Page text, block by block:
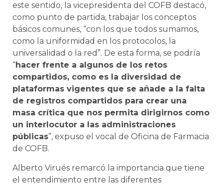
este sentido, la vicepresidenta del COFB destacó,
como punto de partida, trabajar los conceptos
básicos comunes, “con los que todos sumamos,
como la uniformidad en los protocolos, la
universalidad o la red”. De esta forma, se podría
“hacer frente a algunos de los retos
compartidos, como es la diversidad de
plataformas vigentes que se añade a la falta
de registros compartidos para crear una
masa crítica que nos permita dirigirnos como
un interlocutor a las administraciones
públicas”, expuso el vocal de Oficina de Farmacia
de COFB.
Alberto Virués remarcó la importancia que tiene
el entendimiento entre las diferentes